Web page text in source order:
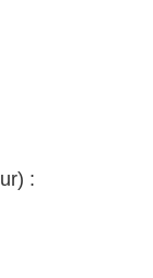
: